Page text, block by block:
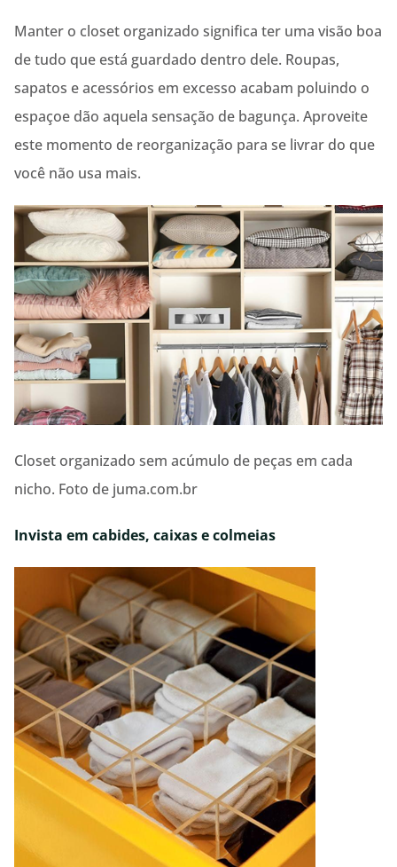
Manter o closet organizado significa ter uma visão boa
de tudo que está guardado dentro dele. Roupas,
sapatos e acessórios em excesso acabam poluindo o
espaçoe dão aquela sensação de bagunça. Aproveite
este momento de reorganização para se livrar do que
você não usa mais.
Closet organizado sem acúmulo de peças em cada
nicho. Foto de juma.com.br
Invista em cabides, caixas e colmeias